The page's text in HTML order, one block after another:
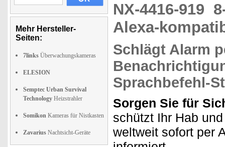
Mehr Hersteller-
Seiten:
7links Überwachungskameras
ELESION
Semptec Urban Survival
Technology Heizstrahler
Somikon Kameras für Nistkasten
Zavarius Nachtsicht-Geräte
NX-4416-919
Alexa-
Schlägt Alarm
Sprachbefehl-
Sorgen Sie für
schützt Ihr Hab
weltweit sofort per